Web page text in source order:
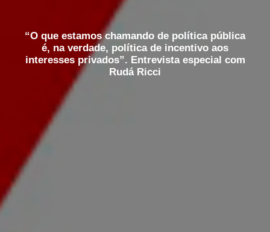
“O que estamos chamando de política pública
é, na verdade, política de incentivo aos
interesses privados”. Entrevista especial com
Rudá Ricci